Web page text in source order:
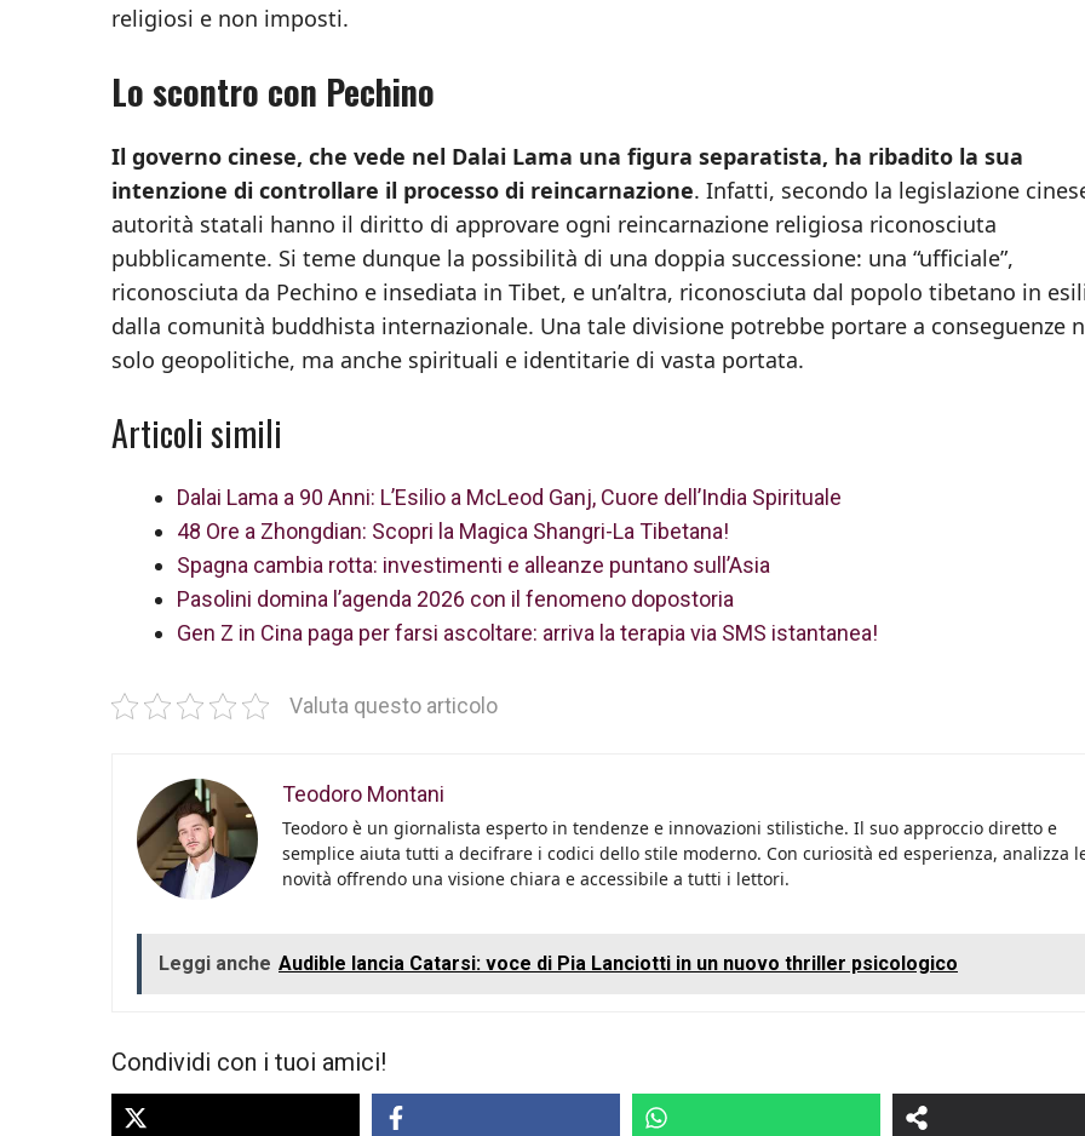
religiosi e non imposti.
Lo scontro con Pechino
Il governo cinese, che vede nel Dalai Lama una figura separatista, ha ribadito la sua
intenzione di controllare il processo di reincarnazione. Infatti, secondo la legislazione
autorità statali hanno il diritto di approvare ogni reincarnazione religiosa riconosciuta
pubblicamente. Si teme dunque la possibilità di una doppia successione: una “ufficiale”,
riconosciuta da Pechino e insediata in Tibet, e un’altra, riconosciuta dal popolo tibetano in
dalla comunità buddhista internazionale. Una tale divisione potrebbe portare a conseguenze
solo geopolitiche, ma anche spirituali e identitarie di vasta portata.
Articoli simili
Dalai Lama a 90 Anni: L’Esilio a McLeod Ganj, Cuore dell’India Spirituale
48 Ore a Zhongdian: Scopri la Magica Shangri-La Tibetana!
Spagna cambia rotta: investimenti e alleanze puntano sull’Asia
Pasolini domina l’agenda 2026 con il fenomeno dopostoria
Gen Z in Cina paga per farsi ascoltare: arriva la terapia via SMS istantanea!
Valuta questo articolo
Teodoro Montani
Teodoro è un giornalista esperto in tendenze e innovazioni stilistiche. Il suo approccio diretto e
semplice aiuta tutti a decifrare i codici dello stile moderno. Con curiosità ed esperienza, analizza
novità offrendo una visione chiara e accessibile a tutti i lettori.
Leggi anche Audible lancia Catarsi: voce di Pia Lanciotti in un nuovo thriller psicologico
Condividi con i tuoi amici!